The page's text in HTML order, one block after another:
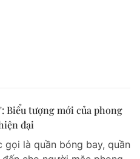
Biểu tượng mới của phong
đại
là quần bóng bay, quần